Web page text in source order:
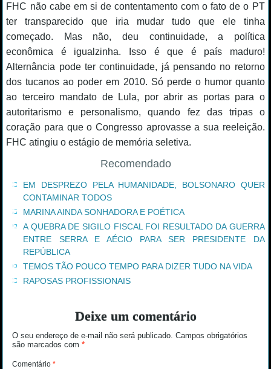
FHC não cabe em si de contentamento com o fato de o PT
ter transparecido que iria mudar tudo que ele tinha
começado. Mas não, deu continuidade, a política
econômica é igualzinha. Isso é que é país maduro!
Alternância pode ter continuidade, já pensando no retorno
dos tucanos ao poder em 2010. Só perde o humor quanto
ao terceiro mandato de Lula, por abrir as portas para o
autoritarismo e personalismo, quando fez das tripas o
coração para que o Congresso aprovasse a sua reeleição.
FHC atingiu o estágio de memória seletiva.
Recomendado
EM DESPREZO PELA HUMANIDADE, BOLSONARO QUER
CONTAMINAR TODOS
MARINA AINDA SONHADORA E POÉTICA
A QUEBRA DE SIGILO FISCAL FOI RESULTADO DA GUERRA
ENTRE SERRA E AÉCIO PARA SER PRESIDENTE DA
REPÚBLICA
TEMOS TÃO POUCO TEMPO PARA DIZER TUDO NA VIDA
RAPOSAS PROFISSIONAIS
Deixe um comentário
O seu endereço de e-mail não será publicado. Campos obrigatórios
são marcados com*
Comentário*